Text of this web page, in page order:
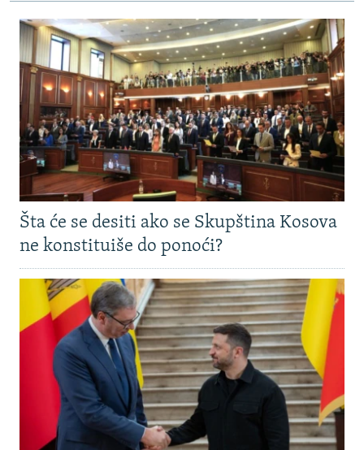
Šta će se desiti ako se Skupština Kosova
ne konstituiše do ponoći?